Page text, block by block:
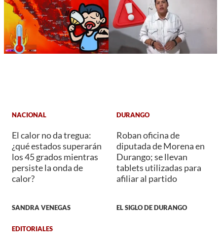
NACIONAL
El calor no da tregua:
¿qué estados superarán
los 45 grados mientras
persiste la onda de
calor?
SANDRA VENEGAS
DURANGO
Roban oficina de
diputada de Morena en
Durango; se llevan
tablets utilizadas para
afiliar al partido
EL SIGLO DE DURANGO
EDITORIALES